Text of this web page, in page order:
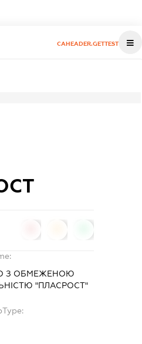
CAHEADER.GETTEST
З ОБМЕЖЕНОЮ
"ПЛАСРОСТ"